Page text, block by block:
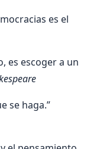
es el
es escoger a un
se haga.”